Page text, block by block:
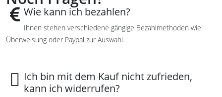
Wie kann ich bezahlen?
Ihnen stehen verschiedene gängige Bezahlmethoden wie
Überweisung oder Paypal zur Auswahl.
Ich bin mit dem Kauf nicht zufrieden,
kann ich widerrufen?